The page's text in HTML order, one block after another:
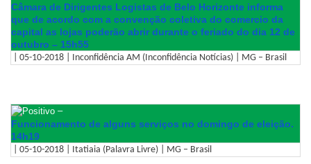
Câmara de Dirigentes Logistas de Belo Horizonte informa
que de acordo com a convenção coletiva do comercio da
capital as lojas poderão abrir durante o feriado do dia 12 de
outubro – 15h55
| 05-10-2018 | Inconfidência AM (Inconfidência Notícias) | MG – Brasil
–
Funcionamento de alguns serviços no domingo de eleição.
14h19
| 05-10-2018 | Itatiaia (Palavra Livre) | MG – Brasil